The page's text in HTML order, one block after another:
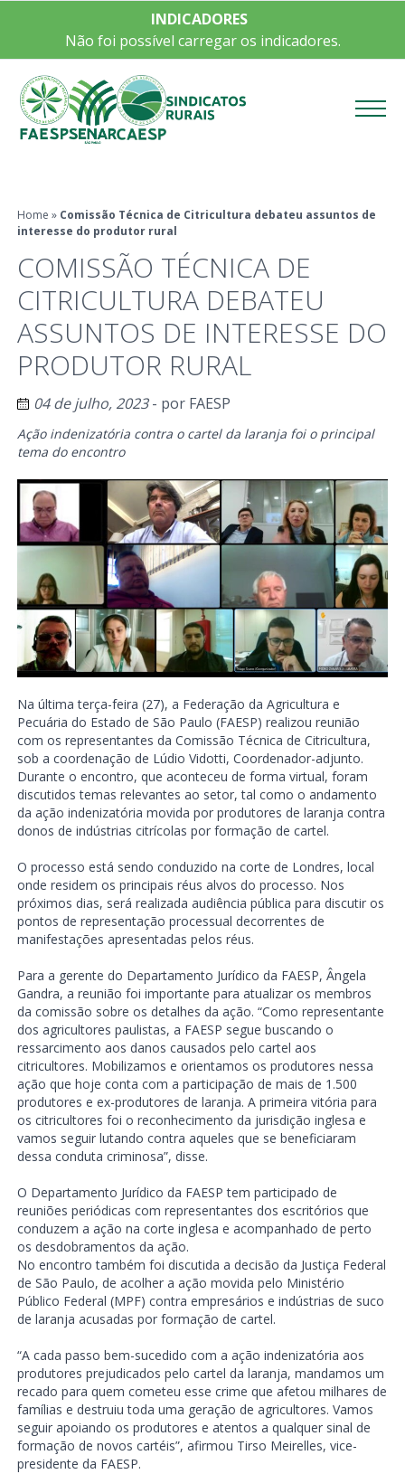
INDICADORES
Não foi possível carregar os indicadores.
Home » Comissão Técnica de Citricultura debateu assuntos de
interesse do produtor rural
COMISSÃO TÉCNICA DE
CITRICULTURA DEBATEU
ASSUNTOS DE INTERESSE DO
PRODUTOR RURAL
04 de julho, 2023- por FAESP
Ação indenizatória contra o cartel da laranja foi o principal
tema do encontro
Na última terça-feira (27), a Federação da Agricultura e
Pecuária do Estado de São Paulo (FAESP) realizou reunião
com os representantes da Comissão Técnica de Citricultura,
sob a coordenação de Lúdio Vidotti, Coordenador-adjunto.
Durante o encontro, que aconteceu de forma virtual, foram
discutidos temas relevantes ao setor, tal como o andamento
da ação indenizatória movida por produtores de laranja contra
donos de indústrias citrícolas por formação de cartel.
O processo está sendo conduzido na corte de Londres, local
onde residem os principais réus alvos do processo. Nos
próximos dias, será realizada audiência pública para discutir os
pontos de representação processual decorrentes de
manifestações apresentadas pelos réus.
Para a gerente do Departamento Jurídico da FAESP, Ângela
Gandra, a reunião foi importante para atualizar os membros
da comissão sobre os detalhes da ação. “Como representante
dos agricultores paulistas, a FAESP segue buscando o
ressarcimento aos danos causados pelo cartel aos
citricultores. Mobilizamos e orientamos os produtores nessa
ação que hoje conta com a participação de mais de 1.500
produtores e ex-produtores de laranja. A primeira vitória para
os citricultores foi o reconhecimento da jurisdição inglesa e
vamos seguir lutando contra aqueles que se beneficiaram
dessa conduta criminosa”, disse.
O Departamento Jurídico da FAESP tem participado de
reuniões periódicas com representantes dos escritórios que
conduzem a ação na corte inglesa e acompanhado de perto
os desdobramentos da ação.
No encontro também foi discutida a decisão da Justiça Federal
de São Paulo, de acolher a ação movida pelo Ministério
Público Federal (MPF) contra empresários e indústrias de suco
de laranja acusadas por formação de cartel.
“A cada passo bem-sucedido com a ação indenizatória aos
produtores prejudicados pelo cartel da laranja, mandamos um
recado para quem cometeu esse crime que afetou milhares de
famílias e destruiu toda uma geração de agricultores. Vamos
seguir apoiando os produtores e atentos a qualquer sinal de
formação de novos cartéis”, afirmou Tirso Meirelles, vice-
presidente da FAESP.